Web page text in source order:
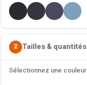
2 Tailles & quantités
Sélectionnez une